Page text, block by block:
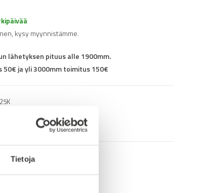
Tietoja
kysy myynnistämme.
lähetyksen pituus alle 1900mm.
ja yli 3000mm toimitus 150€